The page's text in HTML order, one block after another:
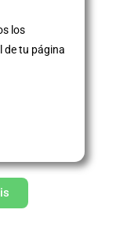
los
de tu página